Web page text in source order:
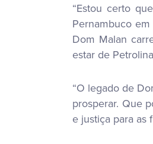
“Estou certo
Pernambuco
Dom Malan
estar de
“O legado de
prosperar. Que
e justiça para as